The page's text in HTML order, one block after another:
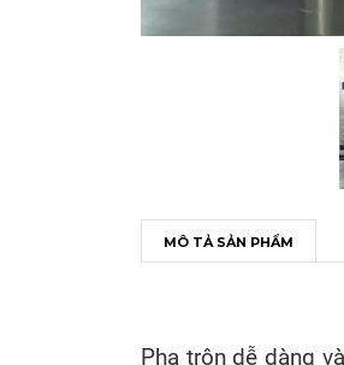
MÔ TẢ SẢN PHẨM
Pha trộn dễ dàng